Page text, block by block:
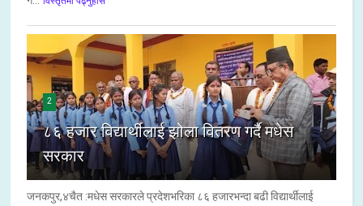
2
८६ हजार विद्यार्थीलाई झोला वितरण गर्दै मधेस
सरकार
जनकपुर,४चैत :मधेस सरकारले प्रदेशभरिका ८६ हजारभन्दा बढी विद्यार्थीलाई